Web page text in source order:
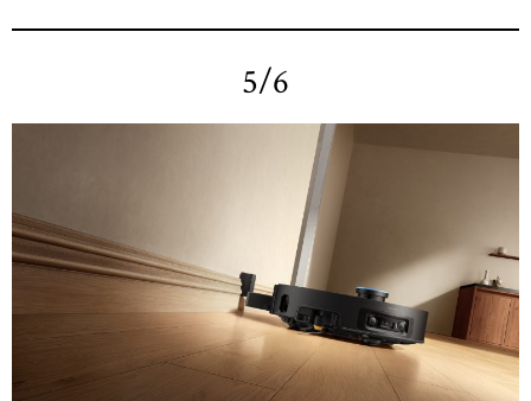
5/6